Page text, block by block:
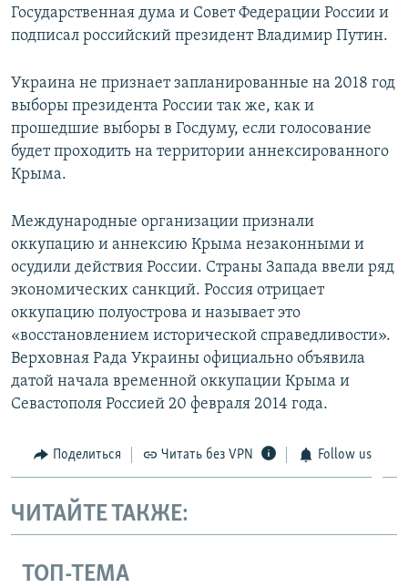
Государственная дума и Совет Федерации России и
подписал российский президент Владимир Путин.
Украина не признает запланированные на 2018 год
выборы президента России так же, как и
прошедшие выборы в Госдуму, если голосование
будет проходить на территории аннексированного
Крыма.
Международные организации признали
оккупацию и аннексию Крыма незаконными и
осудили действия России. Страны Запада ввели ряд
экономических санкций. Россия отрицает
оккупацию полуострова и называет это
«восстановлением исторической справедливости».
Верховная Рада Украины официально объявила
датой начала временной оккупации Крыма и
Севастополя Россией 20 февраля 2014 года.
Поделиться Читать без VPN Follow us
ЧИТАЙТЕ ТАКЖЕ:
ТОП-ТЕМА